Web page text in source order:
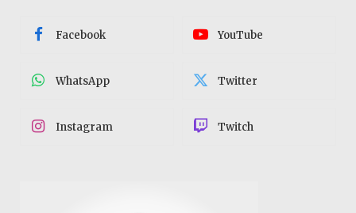
Facebook YouTube
WhatsApp Twitter
Instagram Twitch